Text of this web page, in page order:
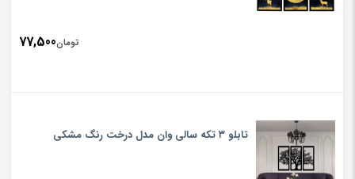
تومان77,500
تابلو ۳ تکه سالی وان مدل درخت ‌رنگ مشکی